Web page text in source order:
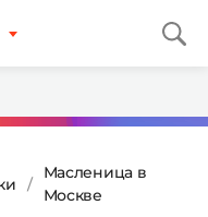
Масленица в
Москве